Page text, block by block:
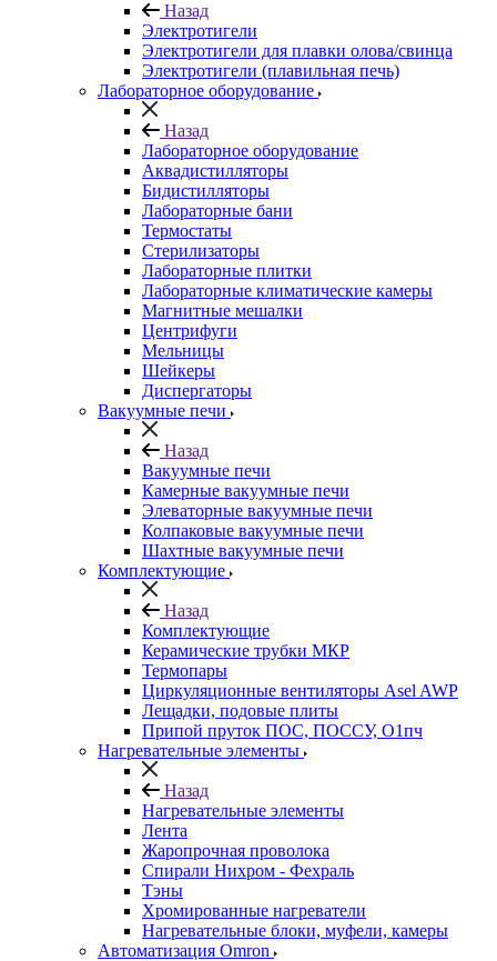
Назад
Электротигели
Электротигели для плавки олова/свинца
Электротигели (плавильная печь)
Лабораторное оборудование
Назад
Лабораторное оборудование
Аквадистилляторы
Бидистилляторы
Лабораторные бани
Термостаты
Стерилизаторы
Лабораторные плитки
Лабораторные климатические камеры
Магнитные мешалки
Центрифуги
Мельницы
Шейкеры
Диспергаторы
Вакуумные печи
Назад
Вакуумные печи
Камерные вакуумные печи
Элеваторные вакуумные печи
Колпаковые вакуумные печи
Шахтные вакуумные печи
Комплектующие
Назад
Комплектующие
Керамические трубки МКР
Термопары
Циркуляционные вентиляторы Asel AWP
Лещадки, подовые плиты
Припой пруток ПОС, ПОССУ, О1пч
Нагревательные элементы
Назад
Нагревательные элементы
Лента
Жаропрочная проволока
Спирали Нихром - Фехраль
Тэны
Хромированные нагреватели
Нагревательные блоки, муфели, камеры
Автоматизация Omron